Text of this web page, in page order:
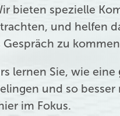
bieten spezielle
und helfen
zu
lernen Sie, wie eine
und so
im Fokus.